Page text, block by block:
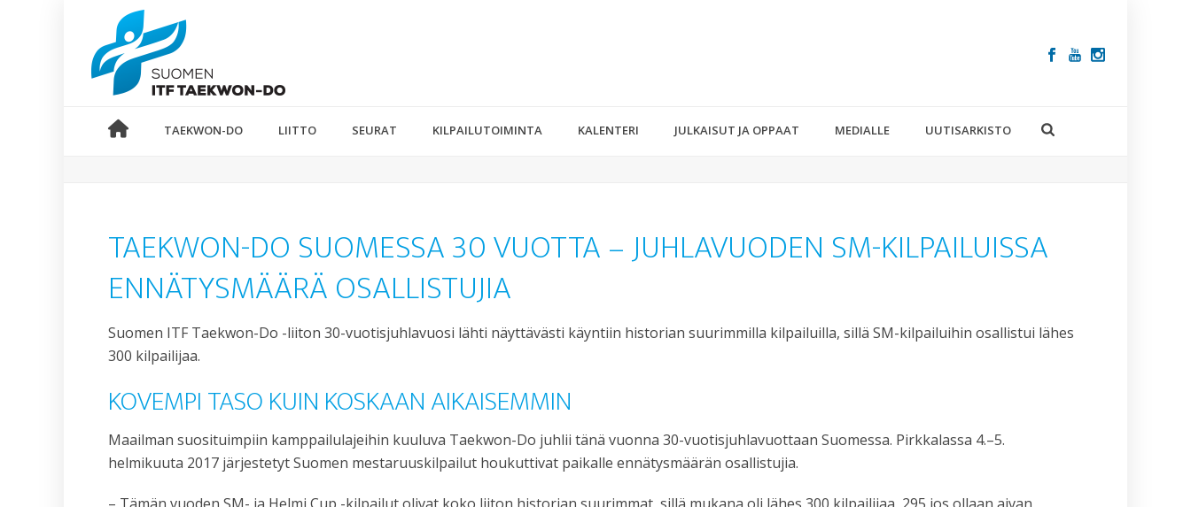
TAEKWON-DO LIITTO SEURAT KILPAILUTOIMINTA KALENTERI JULKAISUT JA OPPAAT MEDIALLE UUTISARKISTO
TAEKWON-DO SUOMESSA 30 VUOTTA – JUHLAVUODEN SM-KILPAILUISSA
ENNÄTYSMÄÄRÄ OSALLISTUJIA
Suomen ITF Taekwon-Do -liiton 30-vuotisjuhlavuosi lähti näyttävästi käyntiin historian suurimmilla kilpailuilla, sillä SM-kilpailuihin osallistui lähes
300 kilpailijaa.
KOVEMPI TASO KUIN KOSKAAN AIKAISEMMIN
Maailman suosituimpiin kamppailulajeihin kuuluva Taekwon-Do juhlii tänä vuonna 30-vuotisjuhlavuottaan Suomessa. Pirkkalassa 4.–5.
helmikuuta 2017 järjestetyt Suomen mestaruuskilpailut houkuttivat paikalle ennätysmäärän osallistujia.